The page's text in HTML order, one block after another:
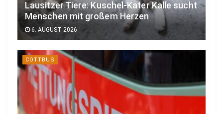
Lausitzer Tiere: Kuschel-Kater Kalle sucht
Menschen mit großem Herzen
6. AUGUST 2026
COTTBUS